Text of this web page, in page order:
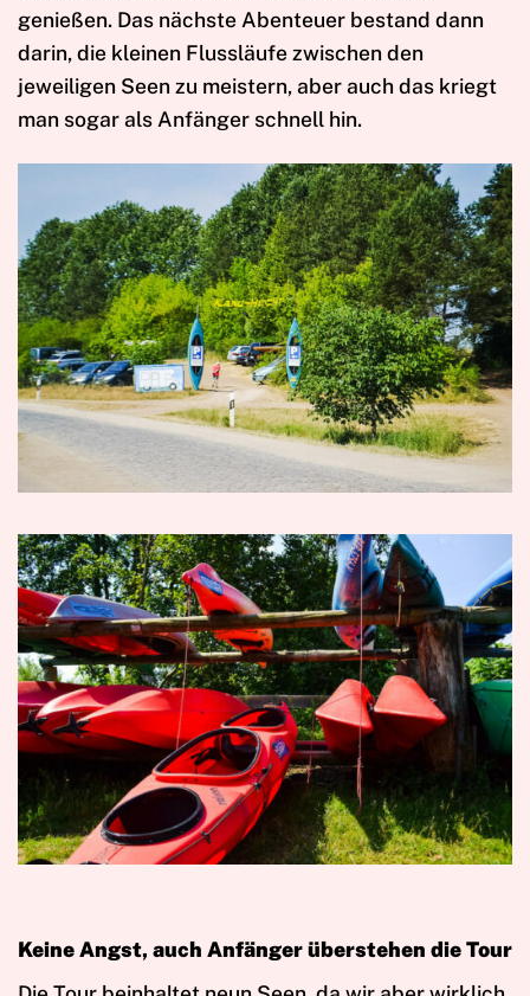
genießen. Das nächste Abenteuer bestand dann
darin, die kleinen Flussläufe zwischen den
jeweiligen Seen zu meistern, aber auch das kriegt
man sogar als Anfänger schnell hin.
Keine Angst, auch Anfänger überstehen die Tour